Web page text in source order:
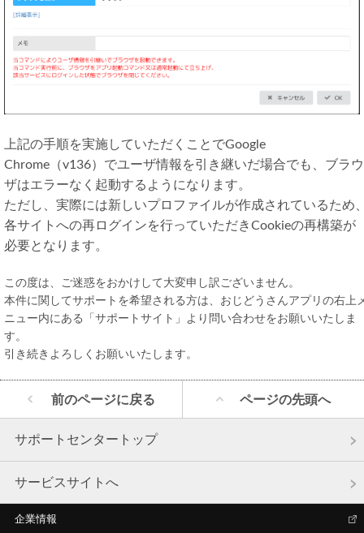
上記の手順を実施していただくことでGoogle
Chrome（v136）でユーザ情報を引き継いだ場合でも、ブラウ
ザはエラーなく起動するようになります。
ただし、実際には新しいプロファイルが作成されているため
各サイトへの再ログインを行っていただきCookieの再構築が
必要となります。
この度は、ご迷惑をおかけして大変申し訳ございません。
本件に関してサポートを希望される方は、おじどうさんアプリの右上
ニュー内にある「サポートサイト」より問い合わせをお願いいたしま
す。
引き続きよろしくお願いいたします。
前のページに戻る ページの先頭へ
サポートセンタートップ
サービスサイトへ
企業情報